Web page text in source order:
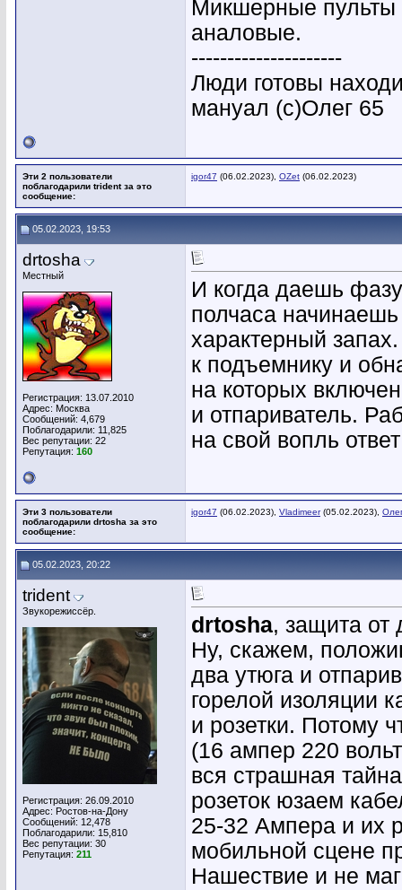
Микшерные пульты
аналовые.
---------------------
Люди готовы
мануал (с)Олег 65
Эти 2 пользователи
поблагодарили trident за это
сообщение:
igor47 (06.02.2023), OZet (06.02.2023)
05.02.2023, 19:53
drtosha
Местный
Регистрация: 13.07.2010
Адрес: Москва
Сообщений: 4,679
Поблагодарили: 11,825
Вес репутации: 22
Репутация: 160
И когда даешь
полчаса
характерный
к подъемнику и
на которых
и отпариватель.
на свой вопль
Эти 3 пользователи
поблагодарили drtosha за это
сообщение:
igor47 (06.02.2023), Vladimeer(05.02.2023),
05.02.2023, 20:22
trident
Звукорежиссёр.
Регистрация: 26.09.2010
Адрес: Ростов-на-Дону
Сообщений: 12,478
Поблагодарили: 15,810
Вес репутации: 30
Репутация: 211
drtosha, защита от
Ну, скажем,
два утюга и
горелой изоляции
и розетки. Потому
(16 ампер 220
вся страшная
розеток юзаем
25-32 Ампера и их
мобильной сцене
Нашествие и не